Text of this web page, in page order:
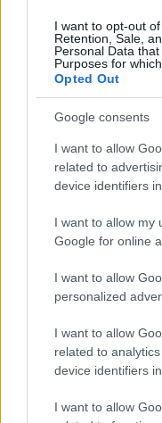
I want to opt-out
Retention, Sale,
Personal Data
Purposes for
Opted Out
Google consents
I want to allow
related to
device identifiers
I want to allow my
Google for online
I want to allow
personalized
I want to allow
related to
device identifiers
I want to allow
modal
window.
A konstruktőrök
előnye, a Red
harmadik helyen
EZEKET IS